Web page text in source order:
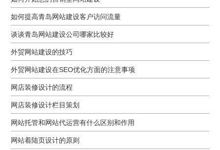
如何提高青岛网站建设客户访问流量
谈谈青岛网站建设公司哪家比较好
外贸网站建设的技巧
外贸网站建设在SEO优化方面的注意事项
网店装修设计的流程
网店装修设计栏目策划
网站托管和网站代运营有什么区别和作用
网站着陆页设计的原则